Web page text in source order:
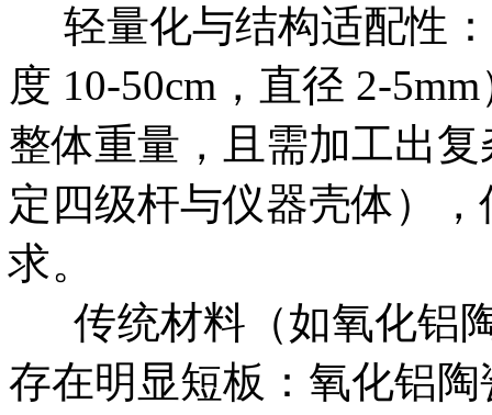
轻量化与结构适配性
度 10-50cm，直径 2-
整体重量，且需加工出
定四级杆与仪器壳体）
求。​
传统材料（如氧化铝
存在明显短板：氧化铝